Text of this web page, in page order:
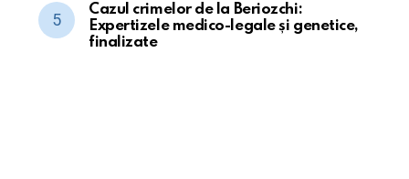
Cazul crimelor de la Beriozchi:
Expertizele medico-legale și genetice,
finalizate